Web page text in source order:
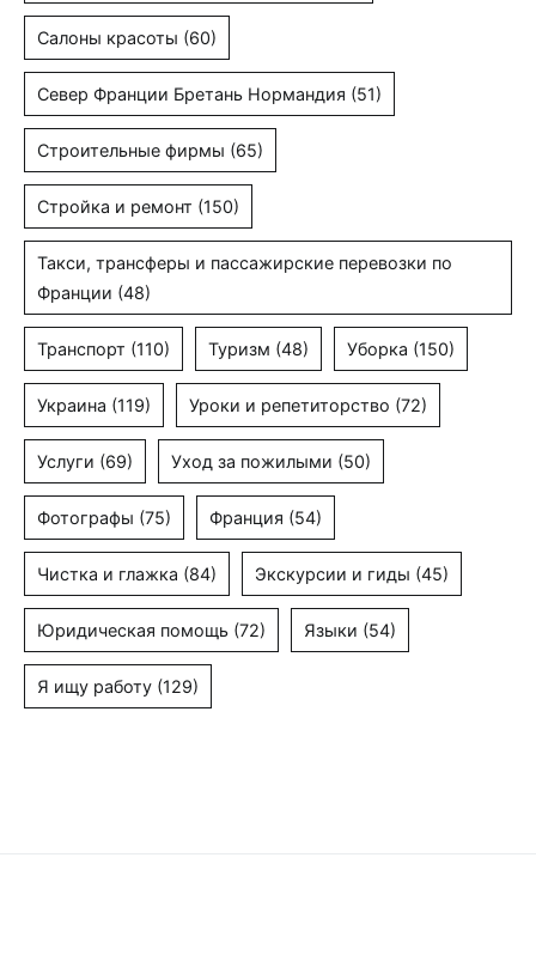
Салоны красоты (60)
Север Франции Бретань Нормандия (51)
Строительные фирмы (65)
Стройка и ремонт (150)
Такси, трансферы и пассажирские перевозки по
Франции (48)
Транспорт (110) Туризм (48) Уборка (150)
Украина (119) Уроки и репетиторство (72)
Услуги (69) Уход за пожилыми (50)
Фотографы (75) Франция (54)
Чистка и глажка (84) Экскурсии и гиды (45)
Юридическая помощь (72) Языки (54)
Я ищу работу (129)